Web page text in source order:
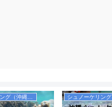
シュノーケリング